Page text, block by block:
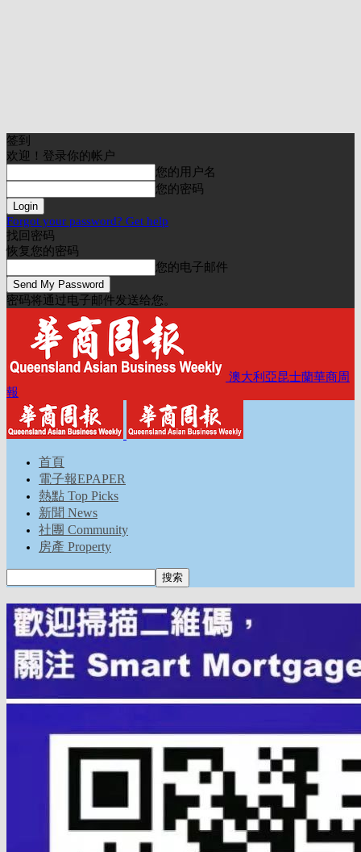
签到
欢迎！登录你的帐户
您的用户名
您的密码
Forgot your password? Get help
找回密码
恢复您的密码
您的电子邮件
密码将通过电子邮件发送给您。
澳大利亞昆士蘭華商周
報
首頁
電子報EPAPER
熱點 Top Picks
新聞 News
社團 Community
房產 Property